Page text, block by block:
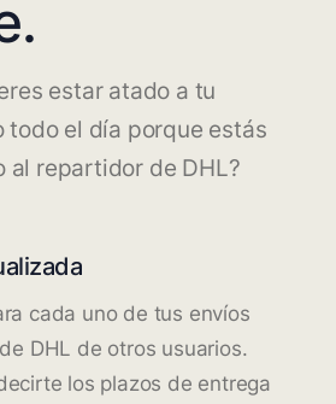
estar atado a tu
todo el día porque estás
al repartidor de DHL?
cada uno de tus envíos
DHL de otros usuarios.
los plazos de entrega